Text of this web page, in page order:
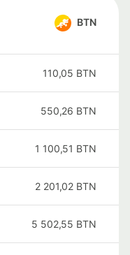
BTN
110,05 BTN
550,26 BTN
1 100,51 BTN
2 201,02 BTN
5 502,55 BTN